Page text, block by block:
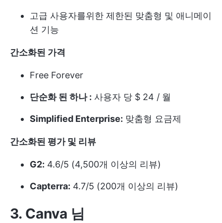
고급 사용자를위한 제한된 맞춤형 및 애니메이
션 기능
간소화된 가격
Free Forever
단순화 된 하나 : 사용자 당 $ 24 / 월
Simplified Enterprise: 맞춤형 요금제
간소화된 평가 및 리뷰
G2: 4.6/5 (4,500개 이상의 리뷰)
Capterra: 4.7/5 (200개 이상의 리뷰)
3. Canva 님